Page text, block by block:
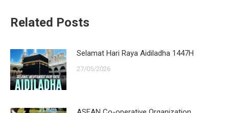
Related Posts
Selamat Hari Raya Aidiladha 1447H
27/05/2026